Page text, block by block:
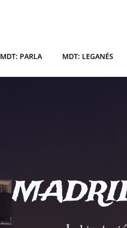
MDT: PARLA MDT: LEGANÉS